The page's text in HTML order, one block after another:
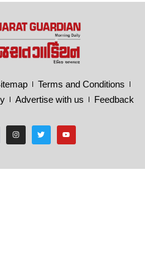
Terms and Conditions
Advertise with us Feedback